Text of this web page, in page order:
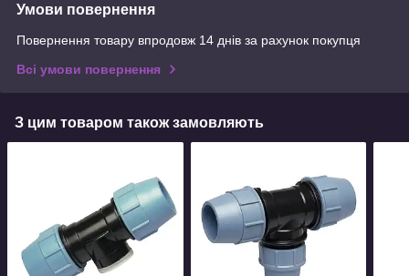
Умови повернення
Повернення товару впродовж 14 днів за рахунок покупця
Всі умови повернення
З цим товаром також замовляють